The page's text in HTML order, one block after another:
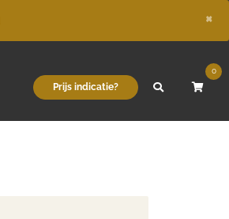
×
Prijs indicatie?
0